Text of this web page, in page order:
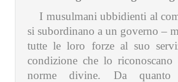
I musulmani ubbidienti al
si subordinano a un governo –
tutte le loro forze al suo
condizione che lo riconoscano
norme divine. Da quanto